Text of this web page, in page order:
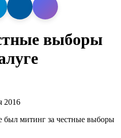
выборы
2016
был митинг за честные выборы